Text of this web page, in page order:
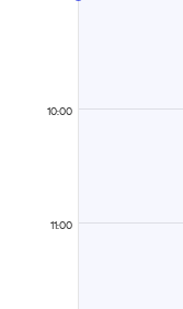
10:00
11:00